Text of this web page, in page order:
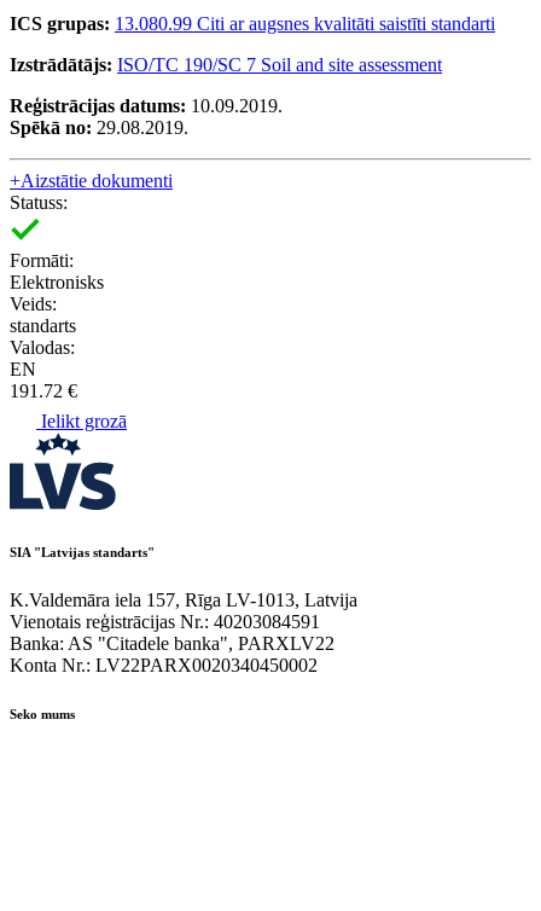
ICS grupas: 13.080.99 Citi ar augsnes kvalitāti saistīti standarti
Izstrādātājs: ISO/TC 190/SC 7 Soil and site assessment
Reģistrācijas datums: 10.09.2019.
Spēkā no: 29.08.2019.
+Aizstātie dokumenti
Statuss:
Formāti:
Elektronisks
Veids:
standarts
Valodas:
EN
191.72 €
Ielikt grozā
SIA "Latvijas standarts"
K.Valdemāra iela 157, Rīga LV-1013, Latvija
Vienotais reģistrācijas Nr.: 40203084591
Banka: AS "Citadele banka", PARXLV22
Konta Nr.: LV22PARX0020340450002
Seko mums